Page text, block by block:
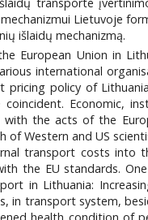
Lietuvoje
išlaidų mechanizmą.
European Union in
international
pricing policy of
Economic,
with the acts of the
of Western and US
transport costs into
the EU standards.
in Lithuania:
in transport system,